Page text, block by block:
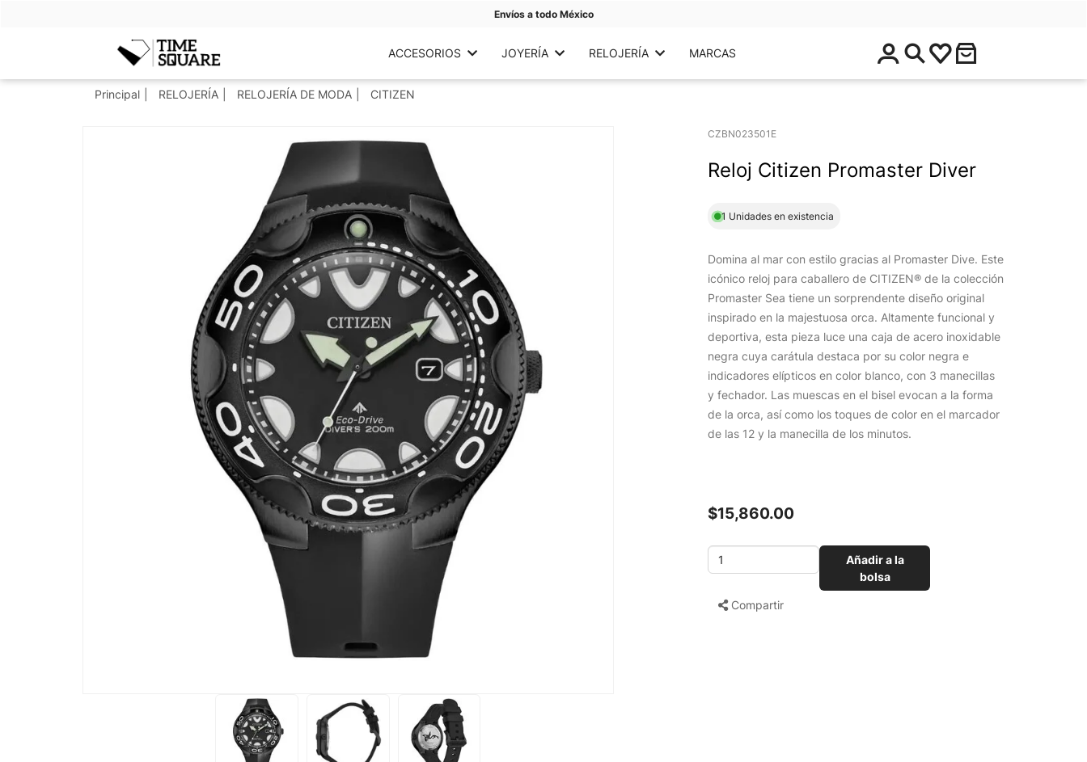
Envíos a todo México
Timesquare ACCESORIOS JOYERÍA RELOJERÍA MARCAS
$
0
.
Principal RELOJERÍA RELOJERÍA DE MODA CITIZEN
CZBN023501E
Reloj Citizen Promaster Diver
1 Unidades en existencia
Domina al mar con estilo gracias al Promaster Dive. Este
icónico reloj para caballero de CITIZEN® de la colección
Promaster Sea tiene un sorprendente diseño original
inspirado en la majestuosa orca. Altamente funcional y
deportiva, esta pieza luce una caja de acero inoxidable
negra cuya carátula destaca por su color negra e
indicadores elípticos en color blanco, con 3 manecillas
y fechador. Las muescas en el bisel evocan a la forma
de la orca, así como los toques de color en el marcador
de las 12 y la manecilla de los minutos.
$15,860.00
Añadir a la
bolsa
Compartir